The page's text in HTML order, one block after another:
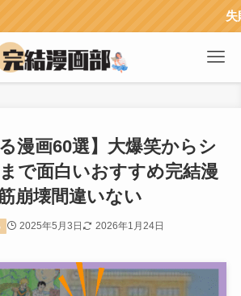
失敗しない！
る漫画60選】大爆笑からシ
で面白いおすすめ完結漫
崩壊間違いない
2025年5月3日 2026年1月24日